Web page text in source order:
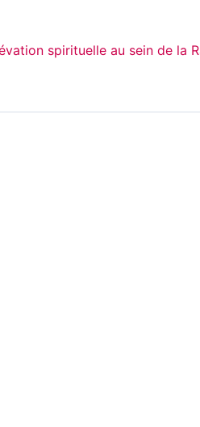
spirituelle au sein de la